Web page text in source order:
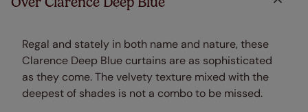
Regal and stately in both name and nature, these
Clarence Deep Blue curtains are as sophisticated
as they come. The velvety texture mixed with the
deepest of shades is not a combo to be missed.